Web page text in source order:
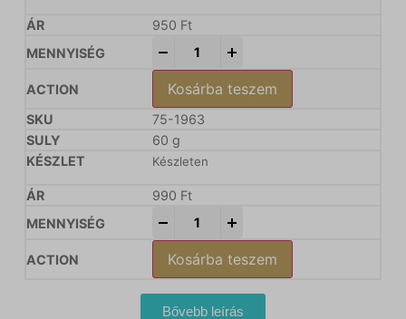
950 Ft
Kosárba teszem
75-1963
60 g
Készleten
990 Ft
Kosárba teszem
Bővebb leírás